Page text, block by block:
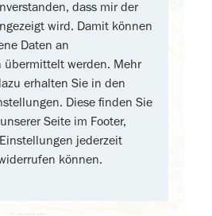
dass mir der
wird. Damit können
Daten an
übermittelt werden. Mehr
erhalten Sie in den
Diese finden Sie
Seite im Footer,
jederzeit
können.